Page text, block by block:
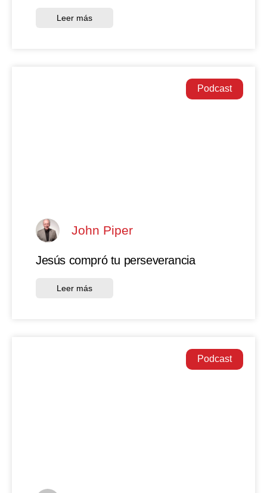
Leer más
Podcast
John Piper
Jesús compró tu perseverancia
Leer más
Podcast